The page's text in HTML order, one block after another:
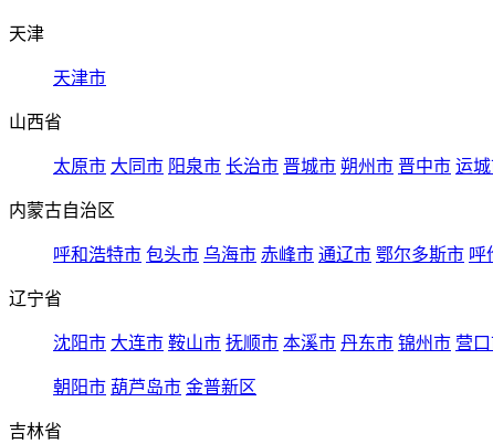
天津
天津市
山西省
太原市 大同市 阳泉市 长治市 晋城市 朔州市 晋中市 运
内蒙古自治区
呼和浩特市 包头市 乌海市 赤峰市 通辽市 鄂尔多斯市 呼
辽宁省
沈阳市 大连市 鞍山市 抚顺市 本溪市 丹东市 锦州市 营
朝阳市 葫芦岛市 金普新区
吉林省